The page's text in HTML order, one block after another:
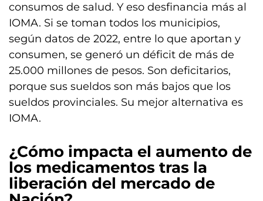
consumos de salud. Y eso desfinancia más al
IOMA. Si se toman todos los municipios,
según datos de 2022, entre lo que aportan y
consumen, se generó un déficit de más de
25.000 millones de pesos. Son deficitarios,
porque sus sueldos son más bajos que los
sueldos provinciales. Su mejor alternativa es
IOMA.
¿Cómo impacta el aumento de
los medicamentos tras la
liberación del mercado de